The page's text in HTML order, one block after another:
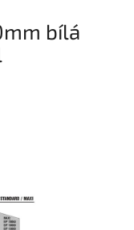
bílá